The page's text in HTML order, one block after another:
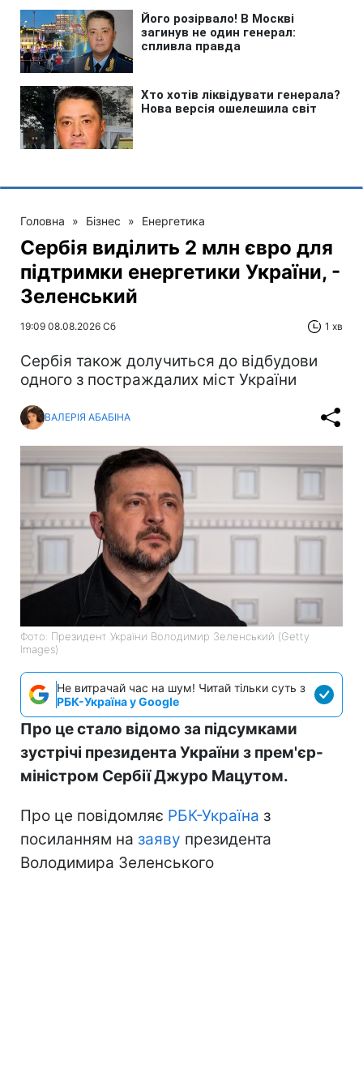
Головна » Бізнес » Енергетика
Сербія виділить 2 млн євро для
підтримки енергетики України, -
Зеленський
19:09 08.08.2026 Сб 1 хв
Сербія також долучиться до відбудови
одного з постраждалих міст України
ВАЛЕРІЯ АБАБІНА
Фото: Президент України Володимир Зеленський (Getty
Images)
Не витрачай час на шум! Читай тільки суть з
РБК-Україна у Google
Про це стало відомо за підсумками
зустрічі президента України з прем'єр-
міністром Сербії Джуро Мацутом.
Про це повідомляє РБК-Україна з
посиланням на заяву президента
Володимира Зеленського